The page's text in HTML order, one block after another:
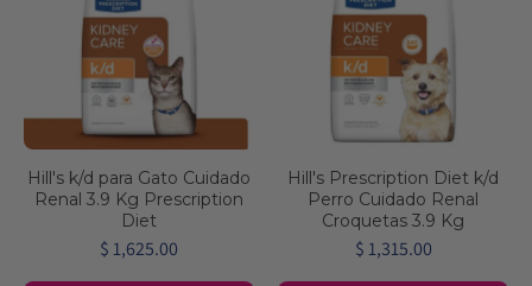
Hill's k/d para Gato Cuidado
Renal 3.9 Kg Prescription
Diet
$ 1,625.00
Hill's Prescription Diet k/d
Perro Cuidado Renal
Croquetas 3.9 Kg
$ 1,315.00